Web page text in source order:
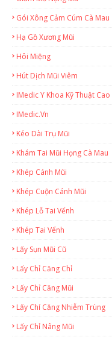
Gói Xông Cảm Cúm Cà Mau
Hạ Gồ Xương Mũi
Hôi Miệng
Hút Dịch Mũi Viêm
IMedic Y Khoa Kỹ Thuật Cao
IMedic.vn
Kéo Dài Trụ Mũi
Khám Tai Mũi Họng Cà Mau
Khép Cánh Mũi
Khép Cuộn Cánh Mũi
Khép Lỗ Tai Vểnh
Khép Tai Vểnh
Lấy Sụn Mũi Cũ
Lấy Chỉ Căng Chỉ
Lấy Chỉ Căng Mũi
Lấy Chỉ Căng Nhiễm Trùng
Lấy Chỉ Nâng Mũi